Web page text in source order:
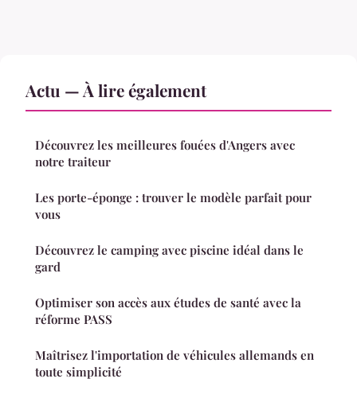
Actu — À lire également
Découvrez les meilleures fouées d'Angers avec
notre traiteur
Les porte-éponge : trouver le modèle parfait pour
vous
Découvrez le camping avec piscine idéal dans le
gard
Optimiser son accès aux études de santé avec la
réforme PASS
Maîtrisez l'importation de véhicules allemands en
toute simplicité